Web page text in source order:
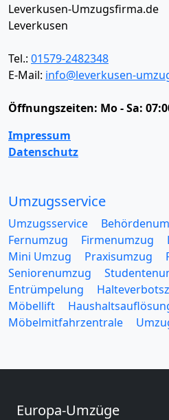
Leverkusen-Umzugsfirma.de
Leverkusen
Tel.: 01579-2482348
E-Mail: info@leverkusen-
Öffnungszeiten: Mo - Sa:
Impressum
Datenschutz
Umzugsservice
Umzugsservice
Fernumzug
Firmenumzug
Mini Umzug
Praxisumzug
Seniorenumzug
Entrümpelung
Möbellift
Möbelmitfahrzentrale
Europa-Umzüge